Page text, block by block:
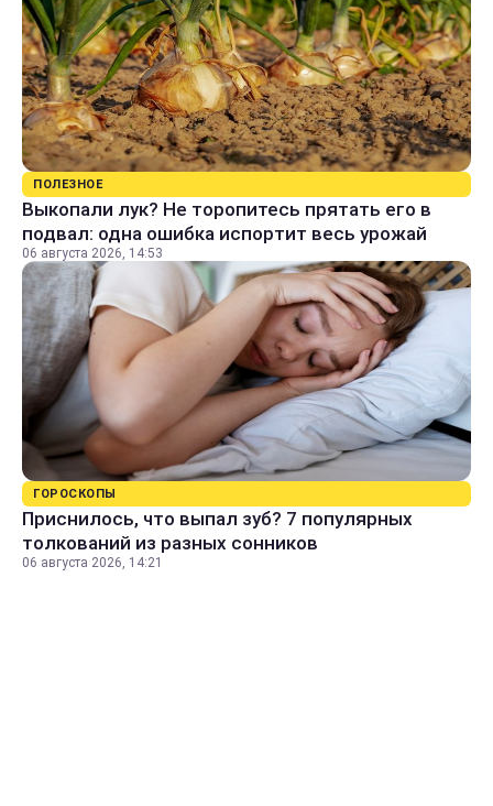
ПОЛЕЗНОЕ
Выкопали лук? Не торопитесь прятать его в
подвал: одна ошибка испортит весь урожай
06 августа 2026, 14:53
ГОРОСКОПЫ
Приснилось, что выпал зуб? 7 популярных
толкований из разных сонников
06 августа 2026, 14:21